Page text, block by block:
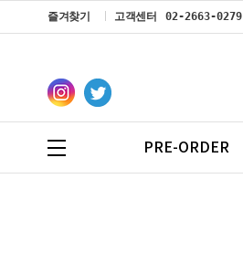
즐겨찾기 고객센터 02-2663-0279
PRE-ORDER